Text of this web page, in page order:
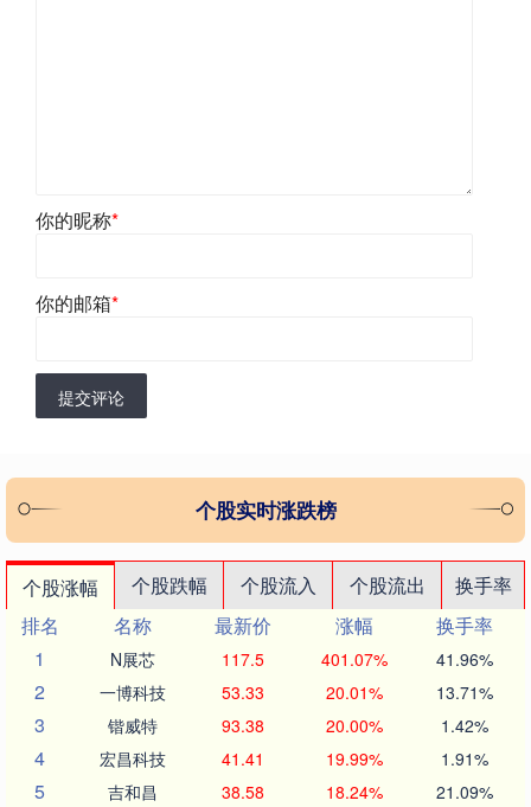
你的昵称*
你的邮箱*
提交评论
个股实时涨跌榜
个股涨幅 个股跌幅 个股流入 个股流出
换手率
排名
名称 最新价 涨幅
换手率
1
N展芯 117.5 401.07% 41.96%
2 一博科技 53.33 20.01% 13.71%
3 锴威特 93.38 20.00% 1.42%
4 宏昌科技 41.41 19.99% 1.91%
5 吉和昌 38.58 18.24% 21.09%